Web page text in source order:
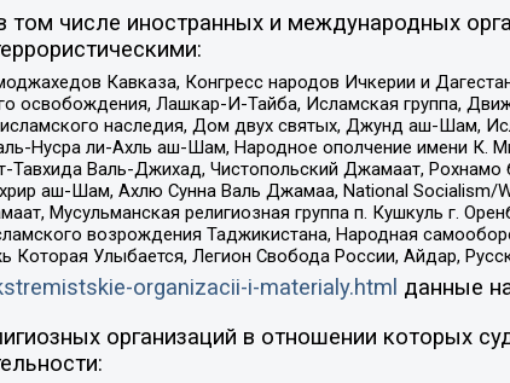
числе иностранных и международных
Кавказа, Конгресс народов Ичкерии и
освобождения, Лашкар-И-Тайба, Исламская группа,
наследия, Дом двух святых, Джунд аш-Шам,
Нусра ли-Ахль аш-Шам, Народное ополчение имени К.
Валь-Джихад, Чистопольский Джамаат, Рохнамо
аш-Шам, Ахлю Сунна Валь Джамаа, National Socialism/
Мусульманская религиозная группа п. Кушкуль г.
возрождения Таджикистана, Народная
Улыбается, Легион Свобода России, Айдар,
organizacii-i-materialy.html данные
организаций в отношении которых